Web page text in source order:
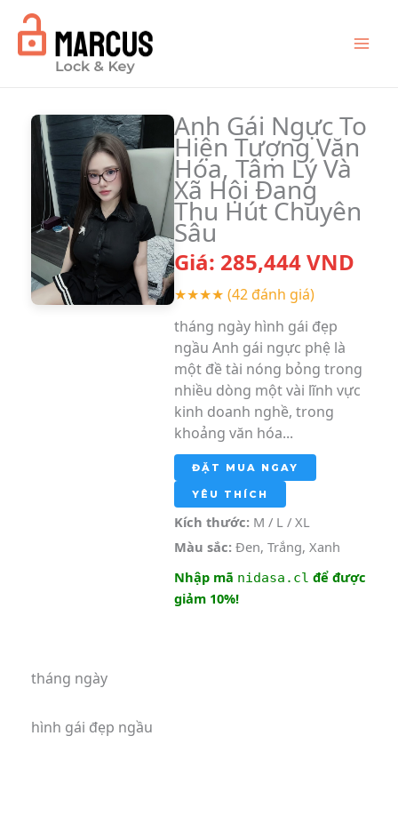
content
Anh Gái Ngực To
Hiện Tượng Văn
Hóa, Tâm Lý Và
Xã Hội Đang
Thu Hút Chuyên
Sâu
Giá: 285,444VND
★★★★ (42 đánh giá)
tháng ngày hình gái đẹp
ngầu Anh gái ngực phệ là
một đề tài nóng bỏng trong
nhiều dòng một vài lĩnh vực
kinh doanh nghề, trong
khoảng văn hóa...
ĐẶT MUA NGAY
YÊU THÍCH
Kích thước:M / L / XL
Màu sắc:Đen, Trắng, Xanh
Nhập mã nidasa.cl để được
giảm 10%!
tháng ngày
hình gái đẹp ngầu